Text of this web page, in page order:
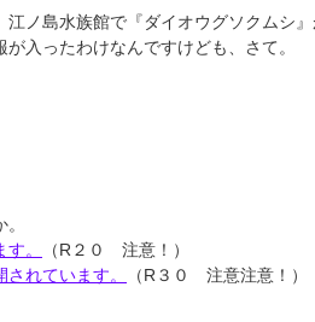
江ノ島水族館で『ダイオウグソクムシ
入ったわけなんですけども、さて。
。
（R２０ 注意！）
れています。
（R３０ 注意注意！）